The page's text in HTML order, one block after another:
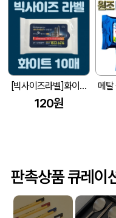
[빅사이즈라벨]화이트 물티슈 10매 (145*90mm)
120원
판촉상품 큐레이